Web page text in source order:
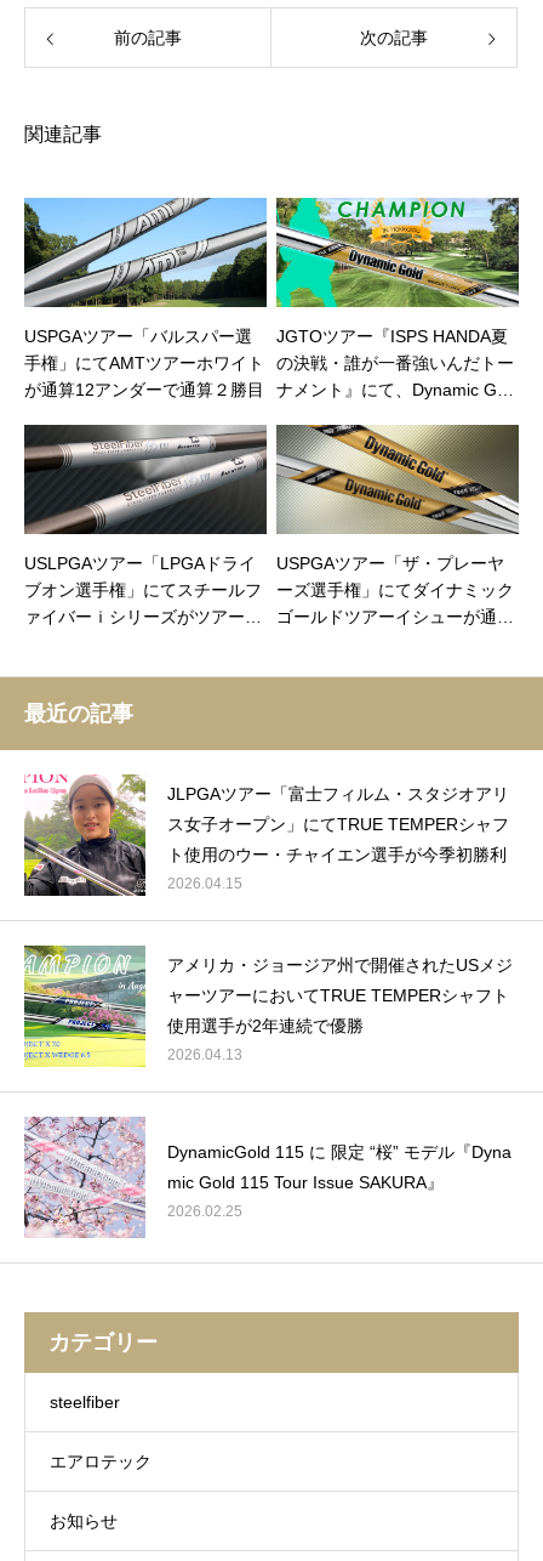
前の記事 次の記事
関連記事
USPGAツアー「バルスパー選
手権」にてAMTツアーホワイト
が通算12アンダーで通算２勝目
JGTOツアー『ISPS HANDA夏
の決戦・誰が一番強いんだトー
ナメント』にて、Dynamic Gol
ぶり日本ツアー8勝目
USLPGAツアー「LPGAドライ
ブオン選手権」にてスチールフ
ァイバーｉシリーズがツアー９
USPGAツアー「ザ・プレーヤ
ーズ選手権」にてダイナミック
ゴールドツアーイシューが通算
最近の記事
JLPGAツアー「富士フィルム・スタジオアリ
ス女子オープン」にてTRUE TEMPERシャフ
ト使用のウー・チャイエン選手が今季初勝利
2026.04.15
アメリカ・ジョージア州で開催されたUSメジ
ャーツアーにおいてTRUE TEMPERシャフト
使用選手が2年連続で優勝
2026.04.13
DynamicGold 115 に 限定 “桜” モデル『Dyna
mic Gold 115 Tour Issue SAKURA』
2026.02.25
カテゴリー
steelfiber
エアロテック
お知らせ